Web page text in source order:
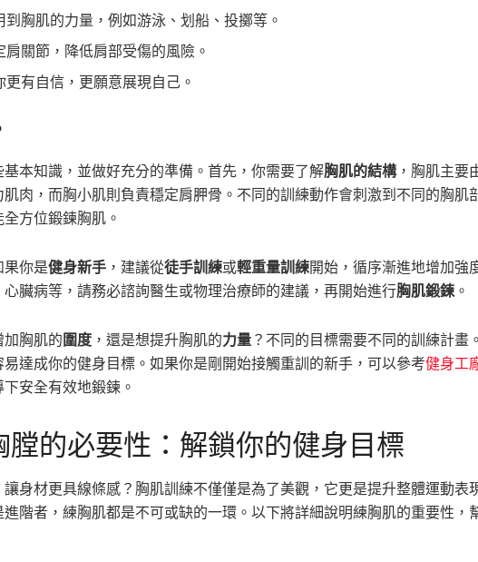
胸肌的力量，例如游泳、划船、投擲等。
關節，降低肩部受傷的風險。
有自信，更願意展現自己。
本知識，並做好充分的準備。首先，你需要了解胸肌的結構，胸肌主要
肉，而胸小肌則負責穩定肩胛骨。不同的訓練動作會刺激到不同的胸肌
全方位鍛鍊胸肌。
果你是健身新手 ，建議從徒手訓練或輕重量訓練開始，循序漸進地增加強
臟病等，請務必諮詢醫生或物理治療師的建議，再開始進行胸肌鍛鍊。
加胸肌的圍度 ，還是想提升胸肌的力量？不同的目標需要不同的訓練計畫
達成你的健身目標。如果你是剛開始接觸重訓的新手，可以參考健身工
安全有效地鍛鍊。
的必要性：解鎖你的健身目標
身材更具線條感？胸肌訓練不僅僅是為了美觀，它更是提升整體運動表
階者，練胸肌都是不可或缺的一環。以下將詳細說明練胸肌的重要性，